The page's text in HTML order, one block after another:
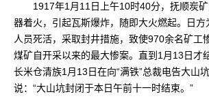
1917年1月11日上午10时40分，抚顺炭矿
器着火，引起瓦斯爆炸，随即大火燃起。日
人员死活，采取封井措施，致使970余名矿工
煤矿自开采以来的最大惨案。直到1月13日才
长米仓清族1月13日在向“满铁”总裁电告大山
说：“大山坑封闭于本日午前十一时结束。”